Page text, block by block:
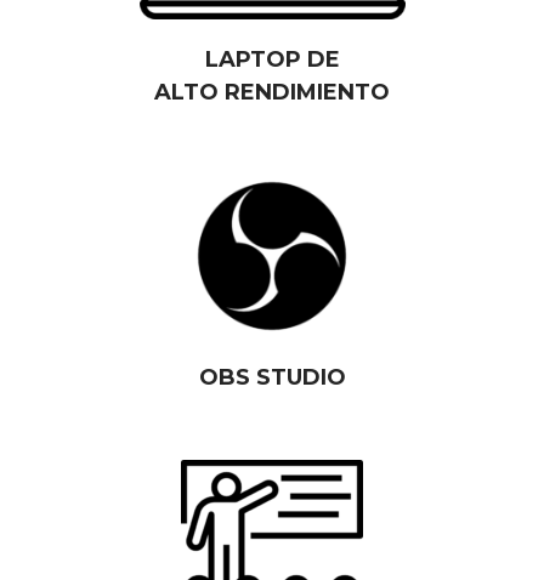
LAPTOP DE
ALTO RENDIMIENTO
OBS STUDIO